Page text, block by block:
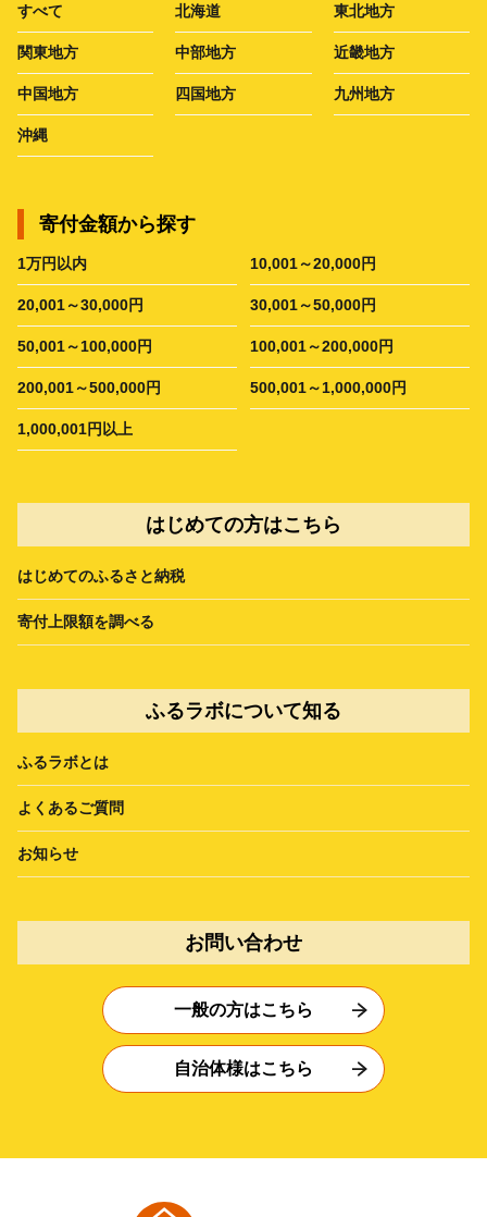
すべて 北海道 東北地方
関東地方 中部地方 近畿地方
中国地方 四国地方 九州地方
沖縄
寄付金額から探す
1万円以内 10,001～20,000円
20,001～30,000円 30,001～50,000円
50,001～100,000円 100,001～200,000円
200,001～500,000円 500,001～1,000,000円
1,000,001円以上
はじめての方はこちら
はじめてのふるさと納税
寄付上限額を調べる
ふるラボについて知る
ふるラボとは
よくあるご質問
お知らせ
お問い合わせ
一般の方はこちら
自治体様はこちら